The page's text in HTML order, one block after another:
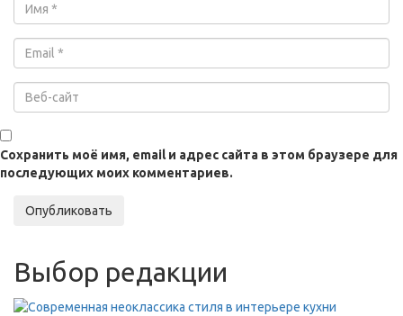
Сохранить моё имя, email и адрес сайта в этом браузере для
последующих моих комментариев.
Опубликовать
Выбор редакции